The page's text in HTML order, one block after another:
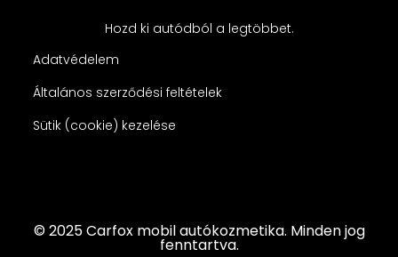
Hozd ki autódból a legtöbbet.
Adatvédelem
Általános szerződési feltételek
Sütik (cookie) kezelése
© 2025 Carfox mobil autókozmetika. Minden jog
fenntartva.